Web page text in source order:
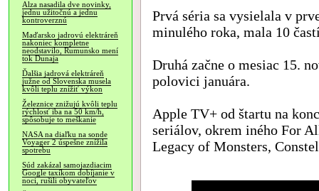
Alza nasadila dve novinky,
jednu užitočnú a jednu
kontroverznú
Maďarsko jadrovú elektráreň
nakoniec kompletne
neodstavilo, Rumunsko mení
tok Dunaja
Ďalšia jadrová elektráreň
južne od Slovenska musela
kvôli teplu znížiť výkon
Železnice znižujú kvôli teplu
rýchlosť iba na 50 km/h,
spôsobuje to meškanie
NASA na diaľku na sonde
Voyager 2 úspešne znížila
spotrebu
Súd zakázal samojazdiacim
Google taxíkom dobíjanie v
noci, rušili obyvateľov
Prvá séria sa vysielala v
minulého roka, mala 10
Druhá začne o mesiac 15.
polovici januára.
Apple TV+ od štartu na
seriálov, okrem iného For
Legacy of Monsters,